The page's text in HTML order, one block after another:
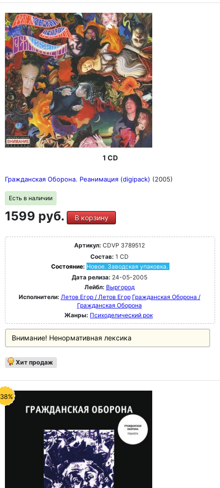
1 CD
Гражданская Оборона. Реанимация (digipack) (2005)
Есть в наличии
1599 руб. В корзину
Артикул: CDVP 3789512
Состав: 1 CD
Состояние: Новое. Заводская упаковка.
Дата релиза: 24-05-2005
Лейбл: Выргород
Исполнители: Летов Егор / Летов Егор Гражданская Оборона /
Гражданская Оборона
Жанры: Психоделический рок
Внимание! Ненормативная лексика
Хит продаж